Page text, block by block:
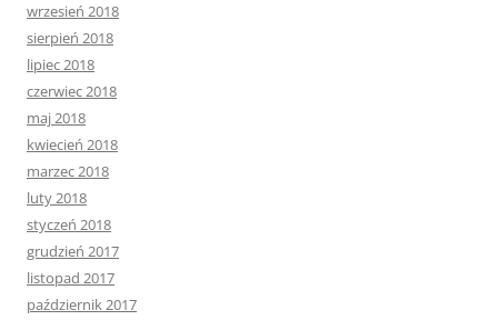
wrzesień 2018
sierpień 2018
lipiec 2018
czerwiec 2018
maj 2018
kwiecień 2018
marzec 2018
luty 2018
styczeń 2018
grudzień 2017
listopad 2017
październik 2017